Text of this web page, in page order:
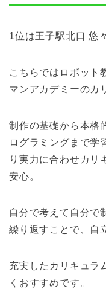
1位は王子駅北口 悠
こちらではロボット
マンアカデミーのカ
制作の基礎から本格
ログラミングまで学
り実力に合わせカリ
安心。
自分で考えて自分で
繰り返すことで、自
充実したカリキュラ
くおすすめです。